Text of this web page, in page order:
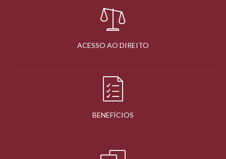
ACESSO AO DIREITO
BENEFÍCIOS